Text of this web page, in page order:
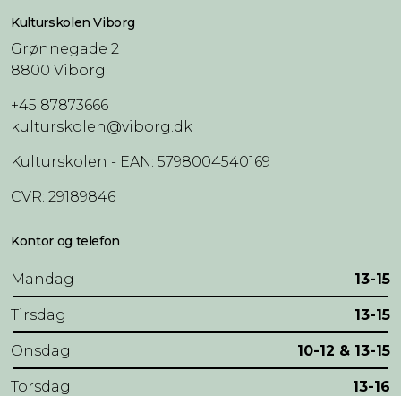
Kulturskolen Viborg
Grønnegade 2
8800 Viborg
+45 87873666
kulturskolen@viborg.dk
Kulturskolen - EAN: 5798004540169
CVR: 29189846
Kontor og telefon
Mandag 13-15
Tirsdag 13-15
Onsdag 10-12 & 13-15
Torsdag 13-16